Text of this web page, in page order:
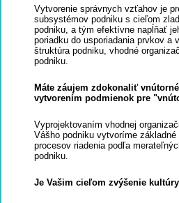
Vytvorenie správnych vzťahov je
subsystémov podniku s cieľom
podniku, a tým efektívne napĺňať
poriadku do usporiadania prvkov a
štruktúra podniku, vhodné
podniku.
Máte záujem zdokonaliť
vytvorením podmienok pre
Vyprojektovaním vhodnej
Vášho podniku vytvoríme
procesov riadenia podľa
podniku.
Je Vašim cieľom zvýšenie